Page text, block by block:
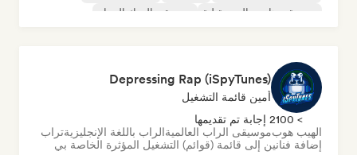
موسيقى هاوس المستقبلية
موسيقى الروك الجراج
Depressing Rap (iSpyTunes)
أمين قائمة التشغيل
> 2100 إجابة تم تقديمها
الهيب هوبموسيقى الراب العالميةالراب باللغة الإنجليزيةتراب
إضافة فنانين إلى قائمة (قوائم) التشغيل المؤثرة الخاصة بي